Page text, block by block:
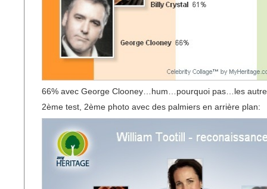
66% avec George Clooney…hum…pourquoi pas…les
2ème test, 2ème photo avec des palmiers en arrière plan: